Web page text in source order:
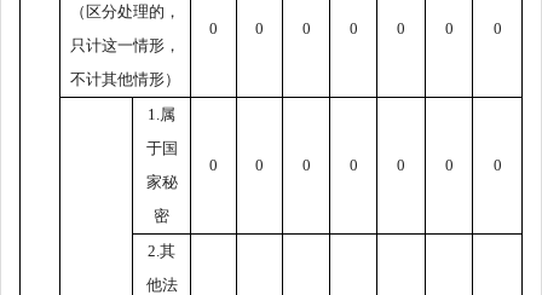
（区分处理的，
只计这一情形，
不计其他情形）
0 0 0 0 0 0 0
1. 属
于国
家秘
密
0 0 0 0 0 0 0
2. 其
他法